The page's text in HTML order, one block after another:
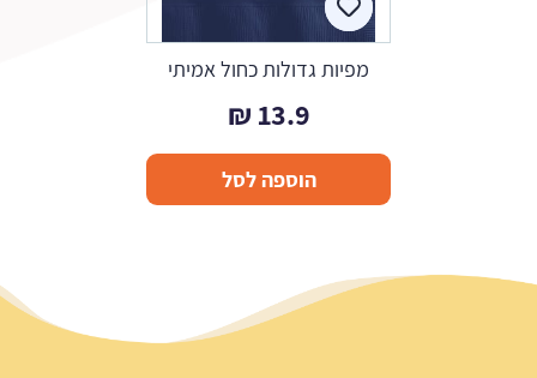
מפיות גדולות כחול אמיתי
13.9
₪
הוספה לסל